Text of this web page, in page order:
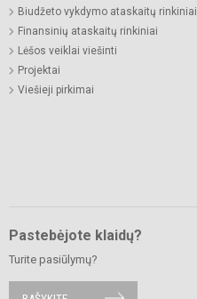
Biudžeto vykdymo ataskaitų rinkiniai
Finansinių ataskaitų rinkiniai
Lėšos veiklai viešinti
Projektai
Viešieji pirkimai
Pastebėjote klaidų?
Turite pasiūlymų?